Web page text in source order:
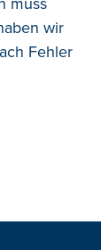
wir
Fehler